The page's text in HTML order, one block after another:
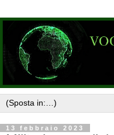
13 febbraio 2023